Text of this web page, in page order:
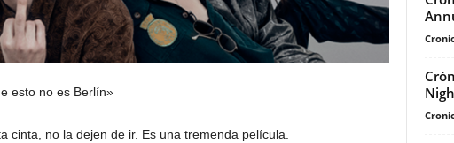
esto no es Berlín»
cinta, no la dejen de ir. Es una tremenda película.